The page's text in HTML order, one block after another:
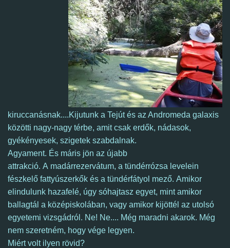
kiruccanásnak....Kijutunk a Tejút és az Andromeda galaxis
közötti nagy-nagy térbe, amit csak erdők, nádasok,
gyékényesek, szigetek szabdalnak.
Agyament. És máris jön az újabb
attrakció. A madárrezervátum, a tündérrózsa levelein
fészkelő fattyúszerkők és a tündérfátyol mező. Amikor
elindulunk hazafelé, úgy sóhajtasz egyet, mint amikor
ballagtál a középiskolában, vagy amikor kijöttél az utolsó
egyetemi vizsgádról. Ne! Ne.... Még maradni akarok. Még
nem szeretném, hogy vége legyen.
Miért volt ilyen rövid?